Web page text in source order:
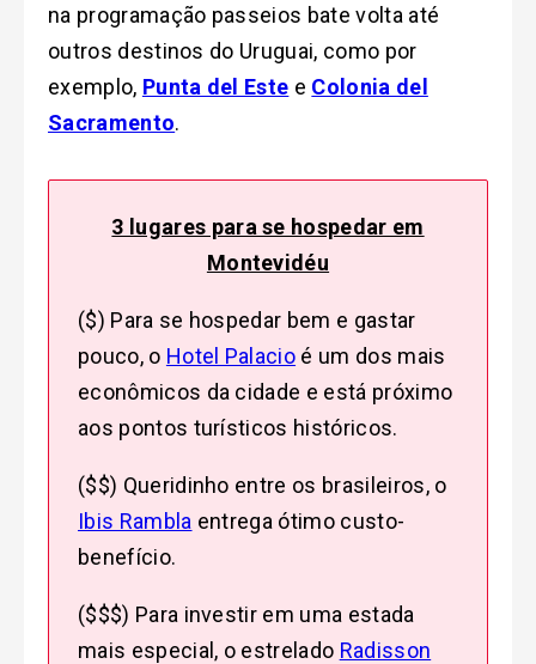
na programação passeios bate volta até
outros destinos do Uruguai, como por
exemplo, Punta del Este e Colonia del
Sacramento.
3 lugares para se hospedar em
Montevidéu
($) Para se hospedar bem e gastar
pouco, o Hotel Palacio é um dos mais
econômicos da cidade e está próximo
aos pontos turísticos históricos.
($$) Queridinho entre os brasileiros, o
Ibis Rambla entrega ótimo custo-
benefício.
($$$) Para investir em uma estada
mais especial, o estrelado Radisson